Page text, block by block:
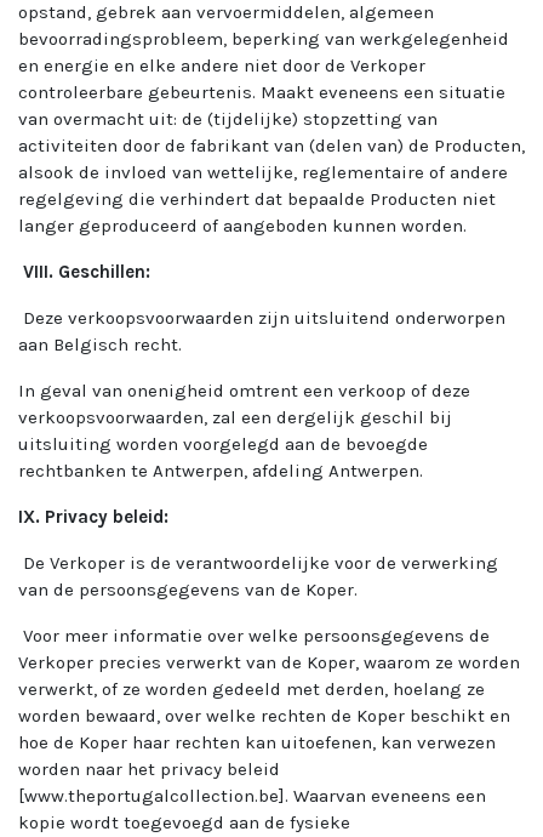
opstand, gebrek aan vervoermiddelen, algemeen
bevoorradingsprobleem, beperking van werkgelegenheid
en energie en elke andere niet door de Verkoper
controleerbare gebeurtenis. Maakt eveneens een situatie
van overmacht uit: de (tijdelijke) stopzetting van
activiteiten door de fabrikant van (delen van) de Producten,
alsook de invloed van wettelijke, reglementaire of andere
regelgeving die verhindert dat bepaalde Producten niet
langer geproduceerd of aangeboden kunnen worden.
VIII. Geschillen:
Deze verkoopsvoorwaarden zijn uitsluitend onderworpen
aan Belgisch recht.
In geval van onenigheid omtrent een verkoop of deze
verkoopsvoorwaarden, zal een dergelijk geschil bij
uitsluiting worden voorgelegd aan de bevoegde
rechtbanken te Antwerpen, afdeling Antwerpen.
IX. Privacy beleid:
De Verkoper is de verantwoordelijke voor de verwerking
van de persoonsgegevens van de Koper.
Voor meer informatie over welke persoonsgegevens de
Verkoper precies verwerkt van de Koper, waarom ze worden
verwerkt, of ze worden gedeeld met derden, hoelang ze
worden bewaard, over welke rechten de Koper beschikt en
hoe de Koper haar rechten kan uitoefenen, kan verwezen
worden naar het privacy beleid
[www.theportugalcollection.be]. Waarvan eveneens een
kopie wordt toegevoegd aan de fysieke